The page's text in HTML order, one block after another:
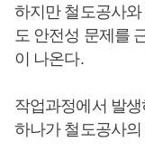
하지만 철도공사
도 안전성 문제를
이 나온다.
작업과정에서 발
하나가 철도공사